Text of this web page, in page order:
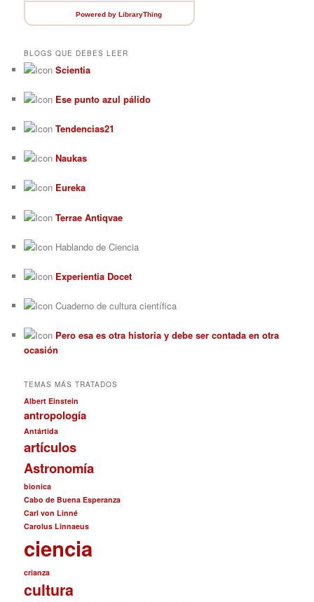
Powered by LibraryThing
BLOGS QUE DEBES LEER
Scientia
Ese punto azul pálido
Tendencias21
Naukas
Eureka
Terrae Antiqvae
Hablando de Ciencia
Experientia Docet
Cuaderno de cultura científica
Pero esa es otra historia y debe ser contada en otra
ocasión
TEMAS MÁS TRATADOS
Albert Einstein
antropología
Antártida
artículos
Astronomía
bionica
Cabo de Buena Esperanza
Carl von Linné
Carolus Linnaeus
ciencia
crianza
cultura